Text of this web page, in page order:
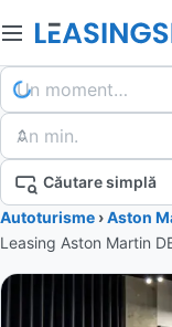
Un moment…
An min.
Căutare simplă
Autoturisme ›Aston
Leasing Aston Martin